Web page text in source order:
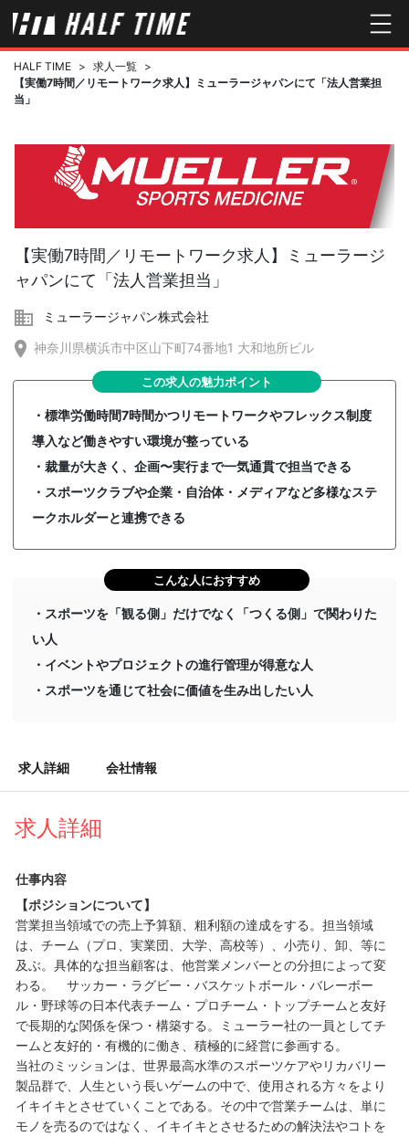
HALF TIME > 求人一覧 >
【実働7時間／リモートワーク求人】ミューラージャパンにて「法人営業担
当」
【実働7時間／リモートワーク求人】ミューラージ
ャパンにて「法人営業担当」
ミューラージャパン株式会社
神奈川県横浜市中区山下町74番地1 大和地所ビル
この求人の魅力ポイント
・標準労働時間7時間かつリモートワークやフレックス制度
導入など働きやすい環境が整っている
・裁量が大きく、企画〜実行まで一気通貫で担当できる
・スポーツクラブや企業・自治体・メディアなど多様なステ
ークホルダーと連携できる
こんな人におすすめ
・スポーツを「観る側」だけでなく「つくる側」で関わりた
い人
・イベントやプロジェクトの進行管理が得意な人
・スポーツを通じて社会に価値を生み出したい人
求人詳細 会社情報
求人詳細
仕事内容
【ポジションについて】
営業担当領域での売上予算額、粗利額の達成をする。担当領域
は、チーム（プロ、実業団、大学、高校等）、小売り、卸、等に
及ぶ。具体的な担当顧客は、他営業メンバーとの分担によって変
わる。 サッカー・ラグビー・バスケットボール・バレーボー
ル・野球等の日本代表チーム・プロチーム・トップチームと友好
で長期的な関係を保つ・構築する。ミューラー社の一員としてチ
ームと友好的・有機的に働き、積極的に経営に参画する。
当社のミッションは、世界最高水準のスポーツケアやリカバリー
製品群で、人生という長いゲームの中で、使用される方々をより
イキイキとさせていくことである。その中で営業チームは、単に
モノを売るのではなく、イキイキとさせるための解決法やコトを